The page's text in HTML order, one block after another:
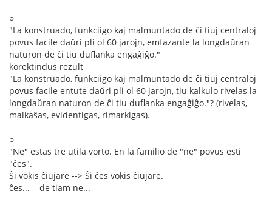
○
"La konstruado, funkciigo kaj malmuntado de ĉi tiuj centraloj
povus facile daŭri pli ol 60 jarojn, emfazante la longdaŭran
naturon de ĉi tiu duflanka engaĝiĝo."
korektindus rezult
"La konstruado, funkciigo kaj malmuntado de ĉi tiuj centraloj
povus facile entute daŭri pli ol 60 jarojn, tiu kalkulo rivelas la
longdaŭran naturon de ĉi tiu duflanka engaĝiĝo."? (rivelas,
malkaŝas, evidentigas, rimarkigas).
○
"Ne" estas tre utila vorto. En la familio de "ne" povus esti
"ĉes".
Ŝi vokis ĉiujare --> Ŝi ĉes vokis ĉiujare.
ĉes... = de tiam ne...